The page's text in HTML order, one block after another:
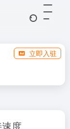
立即入驻
度